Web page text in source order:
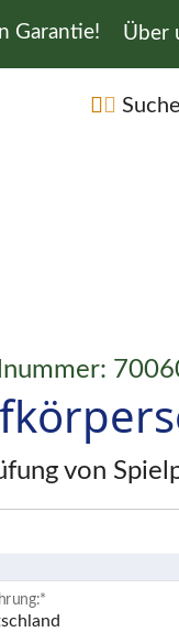
Garantie! Über
Suche
von
*